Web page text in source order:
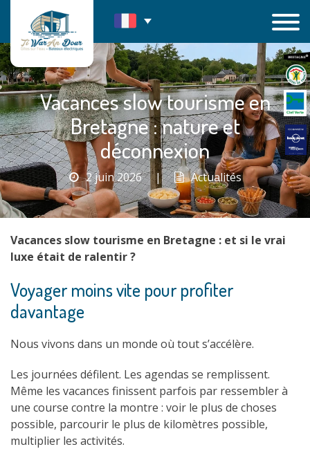
contenu
Vacances slow tourisme en
Bretagne : nature et
déconnexion
2 juin 2026 | Actualités
Vacances slow tourisme en Bretagne : et si le vrai
luxe était de ralentir ?
Voyager moins vite pour profiter
davantage
Nous vivons dans un monde où tout s’accélère.
Les journées défilent. Les agendas se remplissent.
Même les vacances finissent parfois par ressembler à
une course contre la montre : voir le plus de choses
possible, parcourir le plus de kilomètres possible,
multiplier les activités.